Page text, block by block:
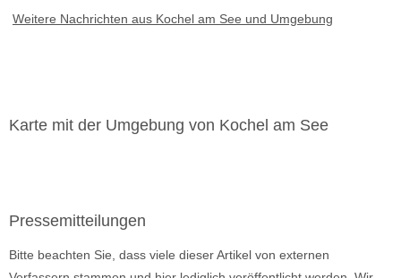
Weitere Nachrichten aus Kochel am See und Umgebung
Karte mit der Umgebung von Kochel am See
Pressemitteilungen
Bitte beachten Sie, dass viele dieser Artikel von externen